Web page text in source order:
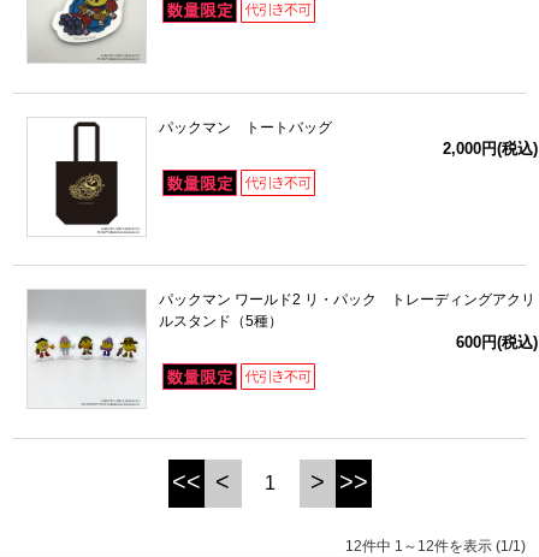
パックマン トートバッグ
2,000円(税込)
パックマン ワールド2 リ・パック トレーディングアクリ
ルスタンド（5種）
600円(税込)
<< < 1 > >>
12件中 1～12件を表示 (1/1)